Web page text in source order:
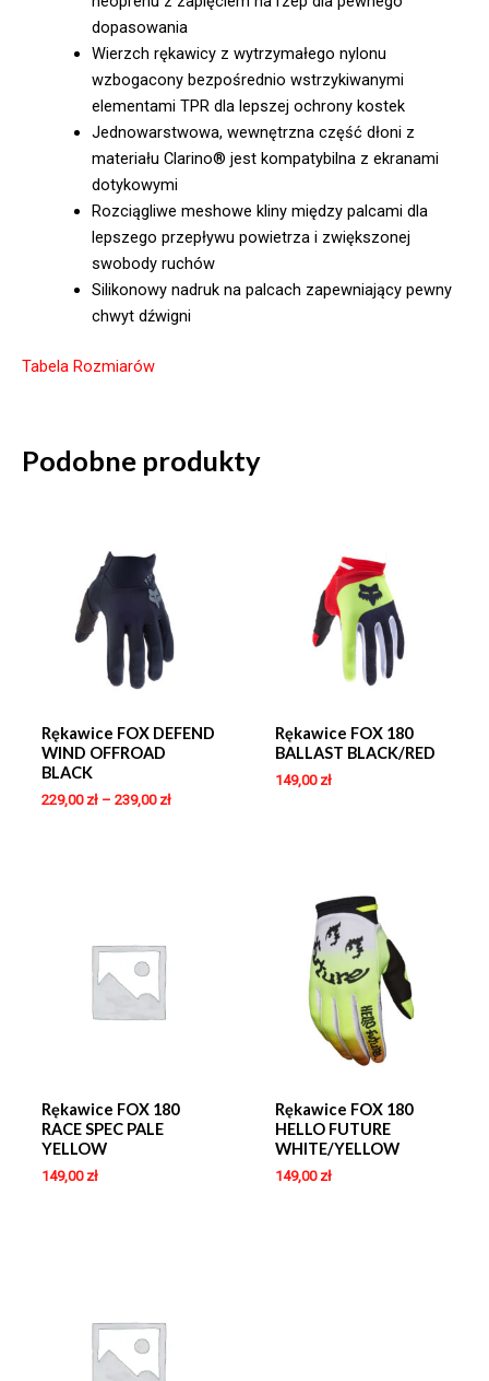
dopasowania
Wierzch rękawicy z wytrzymałego nylonu
wzbogacony bezpośrednio wstrzykiwanymi
elementami TPR dla lepszej ochrony kostek
Jednowarstwowa, wewnętrzna część dłoni z
materiału Clarino® jest kompatybilna z ekranami
dotykowymi
Rozciągliwe meshowe kliny między palcami dla
lepszego przepływu powietrza i zwiększonej
swobody ruchów
Silikonowy nadruk na palcach zapewniający pewny
chwyt dźwigni
Tabela Rozmiarów
Podobne produkty
Rękawice FOX DEFEND
WIND OFFROAD
BLACK
229,00 zł– 239,00 zł
Rękawice FOX 180
BALLAST BLACK/RED
149,00 zł
Rękawice FOX 180
RACE SPEC PALE
YELLOW
149,00 zł
Rękawice FOX 180
HELLO FUTURE
WHITE/YELLOW
149,00 zł